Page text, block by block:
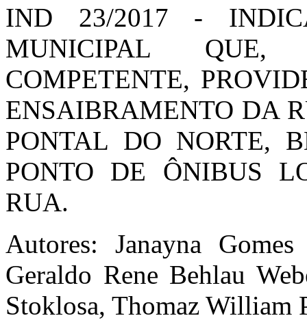
IND 23/2017 -
MUNICIPAL
COMPETENTE,
ENSAIBRAMENTO DA
PONTAL DO NORTE,
PONTO DE ÔNIBUS
RUA.
Autores: Janayna
Geraldo Rene Behlau
Stoklosa, Thomaz William